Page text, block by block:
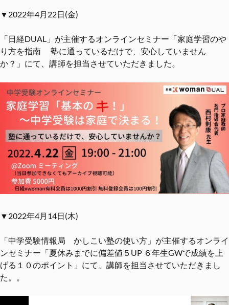
▼2022年4月22日(金)
「日経DUAL」が主催するオンラインセミナー「家庭学習のや
り方を指南 塾に通っているだけで、安心していません
か？」にて、講師を担当させていただきました。
▼2022年4月14日(木)
「中学受験情報局 かしこい塾の使い方」が主催するオンライ
ンセミナー「夏休みまでに偏差値５UP ６年生GWで成績を上
げる１０のポイント」にて、講師を担当させていただきまし
た。。